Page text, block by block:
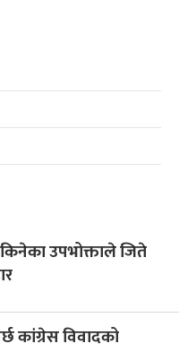
उपभोक्ताले जिते
कांग्रेस विवादको